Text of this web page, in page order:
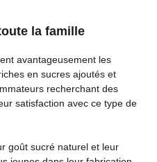
la famille
avantageusement les
en sucres ajoutés et
recherchant des
satisfaction avec ce type de
goût sucré naturel et leur